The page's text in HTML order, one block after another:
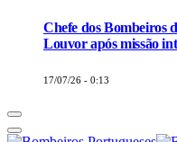
Chefe dos Bombeiros
Louvor após missão
17/07/26 - 0:13